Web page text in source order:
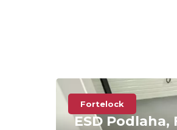
Fortelock
ESD Podlaha,